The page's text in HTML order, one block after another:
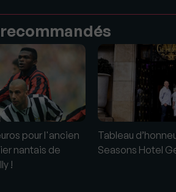
pour l'ancien
nantais de
!
Tableau
Seasons Hotel